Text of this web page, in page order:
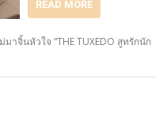
READ MORE
มาจิ้นหัวใจ “THE TUXEDO สูทรักนัก